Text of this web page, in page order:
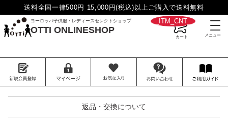
送料全国一律500円 15,000円(税込)以上ご購入で送料無料
ヨーロッパ子供服・レディースセレクトショップ
OTTI ONLINESHOP
__ITM_CNT__
返品・交換について